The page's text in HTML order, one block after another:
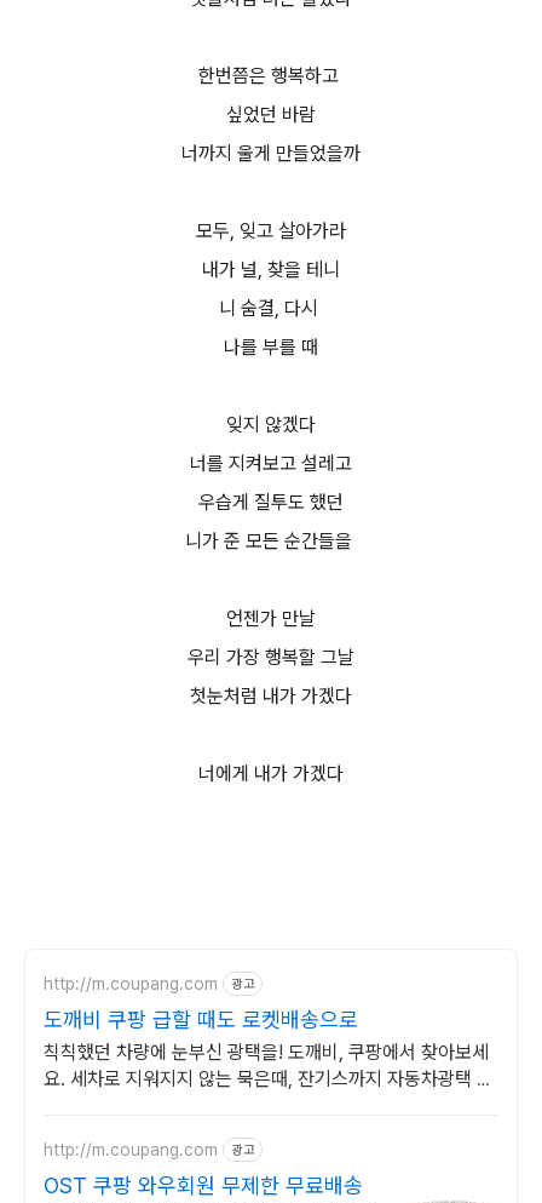
한번쯤은 행복하고
싶었던 바람
너까지 울게 만들었을까
모두, 잊고 살아가라
내가 널, 찾을 테니
니 숨결, 다시
나를 부를 때
잊지 않겠다
너를 지켜보고 설레고
우습게 질투도 했던
니가 준 모든 순간들을
언젠가 만날
우리 가장 행복할 그날
첫눈처럼 내가 가겠다
너에게 내가 가겠다
http://m.coupang.com 광고
도깨비 쿠팡 급할 때도 로켓배송으로
칙칙했던 차량에 눈부신 광택을! 도깨비, 쿠팡에서 찾아보세
요. 세차로 지워지지 않는 묵은때, 잔기스까지 자동차광택 깔
http://m.coupang.com 광고
OST 쿠팡 와우회원 무제한 무료배송